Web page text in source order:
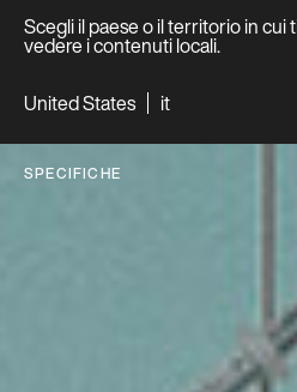
Scegli il paese o il territorio in cui
vedere i contenuti locali.
United States
it
SPECIFICHE